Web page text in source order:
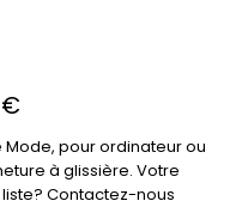
€
pour ordinateur ou
à glissière. Votre
Contactez-nous